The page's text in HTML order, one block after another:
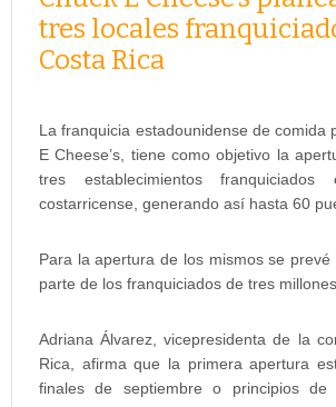
tres locales
Costa Rica
La franquicia estadounidense de comida
E Cheese’s, tiene como objetivo la
tres establecimientos
costarricense, generando así hasta 60
Para la apertura de los mismos se
parte de los franquiciados de tres
Adriana Álvarez, vicepresidenta de la
Rica, afirma que la primera apertura
finales de septiembre o principios de